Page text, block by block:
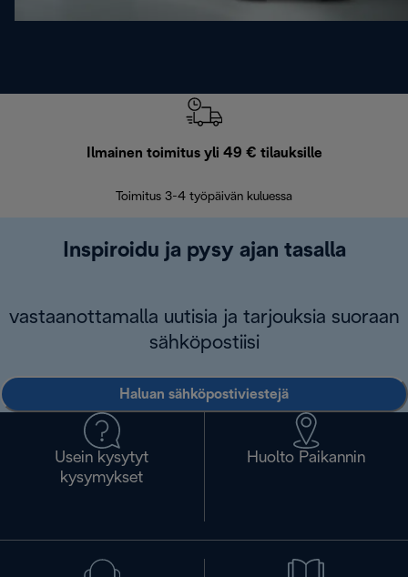
Ilmainen toimitus yli 49 € tilauksille
Toimitus 3-4 työpäivän kuluessa
Inspiroidu ja pysy ajan tasalla
vastaanottamalla uutisia ja tarjouksia suoraan
sähköpostiisi
Haluan sähköpostiviestejä
Usein kysytyt
kysymykset
Huolto Paikannin